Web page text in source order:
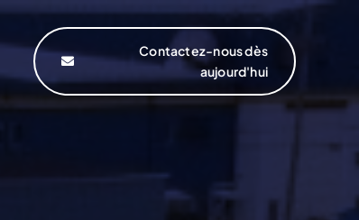
Contactez-nous dès
aujourd'hui